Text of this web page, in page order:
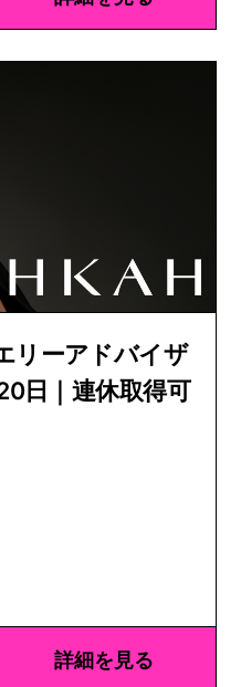
リーアドバイザ
日｜連休取得可
詳細を見る